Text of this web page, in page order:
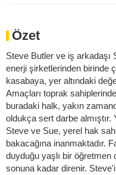
Özet
Steve Butler ve iş arkadaşı
enerji şirketlerinden birinde
kasabaya, yer altındaki
Amaçları toprak
buradaki halk, yakın
oldukça sert darbe
Steve ve Sue, yerel hak
bakacağına inanmaktadır.
duyduğu yaşlı bir öğretmen
sonuna kadar direnir.